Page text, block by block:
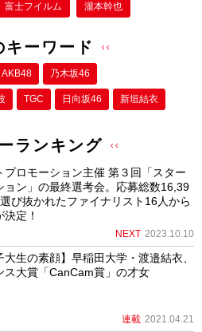
富士フイルム 瀧本幹也
キーワード
AKB48 乃木坂46
TGC 日向坂46 新垣結衣
ランキング
プロモーション主催 第３回「スター
ン」の最終選考会。応募総数16,39
び抜かれたファイナリスト16人から
定！
NEXT 2023.10.10
大生の素顔】早稲田大学・渡邉結衣、
ス大賞「CanCam賞」の才女
連載 2021.04.21